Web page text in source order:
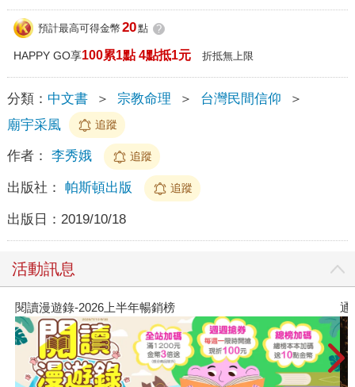
預計最高可得金幣 20點 ?
HAPPY GO享100累1點 4點抵1元 折抵無上限
分類： 中文書 ＞ 宗教命理 ＞ 台灣民間信仰
＞
廟宇采風
追蹤
作者： 李秀娥 追蹤
出版社： 帕斯頓出版 追蹤
出版日： 2019/10/18
活動訊息
閱讀漫遊錄-2026上半年暢銷榜 通